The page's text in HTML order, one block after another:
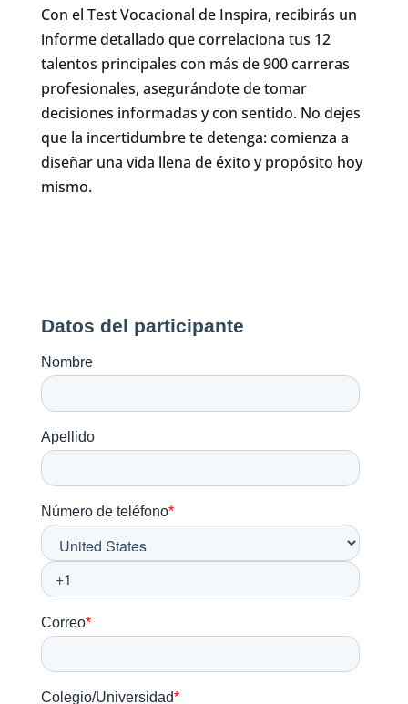
Con el Test Vocacional de Inspira, recibirás un
informe detallado que correlaciona tus 12
talentos principales con más de 900 carreras
profesionales, asegurándote de tomar
decisiones informadas y con sentido. No dejes
que la incertidumbre te detenga: comienza a
diseñar una vida llena de éxito y propósito hoy
mismo.